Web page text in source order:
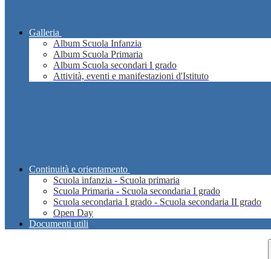
Galleria
Album Scuola Infanzia
Album Scuola Primaria
Album Scuola secondari I grado
Attività, eventi e manifestazioni d'Istituto
Continuità e orientamento
Scuola infanzia - Scuola primaria
Scuola Primaria - Scuola secondaria I grado
Scuola secondaria I grado - Scuola secondaria II grado
Open Day
Documenti utili